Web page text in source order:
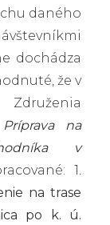
daného
dochádza
že v
Príprava na
v
1.
na trase
po k. ú.